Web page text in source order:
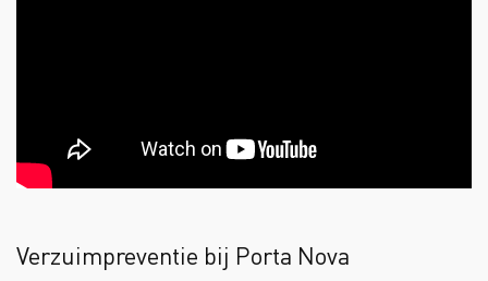
Verzuimpreventie bij Porta Nova